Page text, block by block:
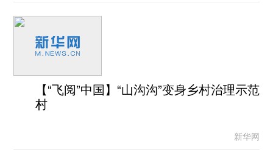
【“飞阅”中国】“山沟沟”变身乡村治理示范
村
新华网